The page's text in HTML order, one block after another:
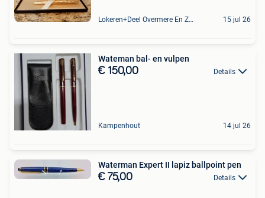
Lokeren+Deel Overmere En Zele 15 jul 26
Wateman bal- en vulpen
€ 150,00 Details
Kampenhout 14 jul 26
Waterman Expert II lapiz ballpoint pen
€ 75,00 Details